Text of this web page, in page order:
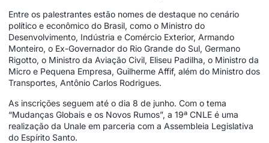
Entre os palestrantes estão nomes de destaque no cenário
político e econômico do Brasil, como o Ministro do
Desenvolvimento, Indústria e Comércio Exterior, Armando
Monteiro, o Ex-Governador do Rio Grande do Sul, Germano
Rigotto, o Ministro da Aviação Civil, Eliseu Padilha, o Ministro da
Micro e Pequena Empresa, Guilherme Affif, além do Ministro dos
Transportes, Antônio Carlos Rodrigues.
As inscrições seguem até o dia 8 de junho. Com o tema
“Mudanças Globais e os Novos Rumos”, a 19ª CNLE é uma
realização da Unale em parceria com a Assembleia Legislativa
do Espírito Santo.